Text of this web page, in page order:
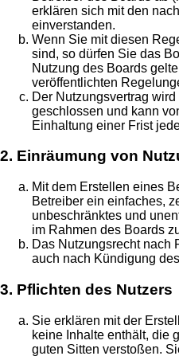
erklären sich mit den
einverstanden.
Wenn Sie mit diesen
sind, so dürfen Sie das
Nutzung des Boards
veröffentlichten
Der Nutzungsvertrag
geschlossen und kann
Einhaltung einer Frist
2. Einräumung von
Mit dem Erstellen eines
Betreiber ein einfaches,
unbeschränktes und
im Rahmen des Boards
Das Nutzungsrecht nach
auch nach Kündigung
3. Pflichten des Nutzers
Sie erklären mit der
keine Inhalte enthält, die
guten Sitten verstoßen.